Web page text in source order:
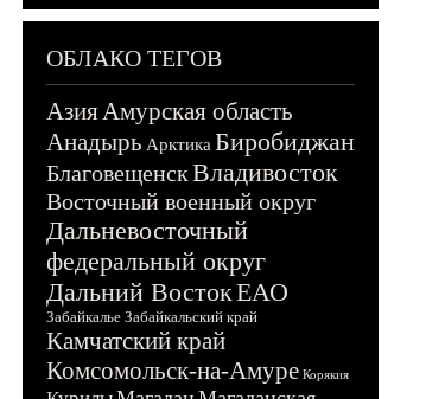
ОБЛАКО ТЕГОВ
АзияАмурская область
Анадырь Арктика Биробиджан
БлаговещенскВладивосток
Восточный военный округ
Дальневосточный
федеральный округ
Дальний ВостокЕАО
Забайкалье Забайкальский край
Камчатский край
Комсомольск-на-Амуре Корякия